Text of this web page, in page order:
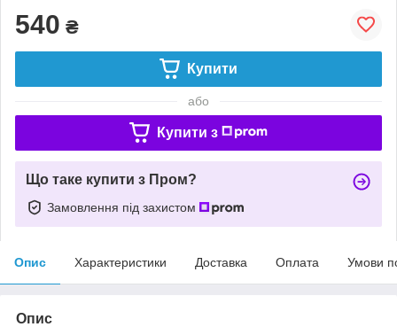
540 ₴
Купити
або
Купити з
Що таке купити з Пром?
Замовлення під захистом
Опис Характеристики Доставка Оплата Умови
Опис